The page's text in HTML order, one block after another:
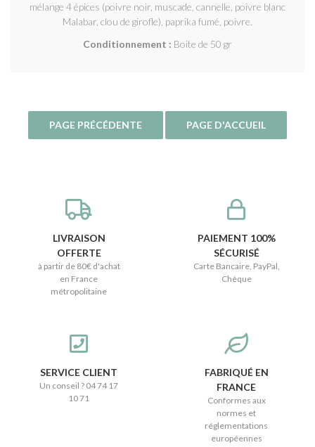
mélange 4 épices (poivre noir, muscade, cannelle, poivre blanc
Malabar, clou de girofle), paprika fumé, poivre.
Conditionnement : Boite de 50 gr
LIVRAISON
OFFERTE
à partir de 80€ d'achat
en France
métropolitaine
PAIEMENT 100%
SÉCURISÉ
Carte Bancaire, PayPal,
Chèque
SERVICE CLIENT
Un conseil ? 04 74 17
10 71
FABRIQUÉ EN
FRANCE
Conformes aux
normes et
réglementations
européennes